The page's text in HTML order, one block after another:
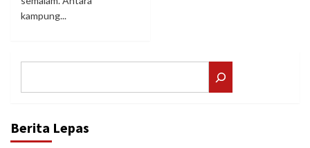
kampung...
Berita Lepas